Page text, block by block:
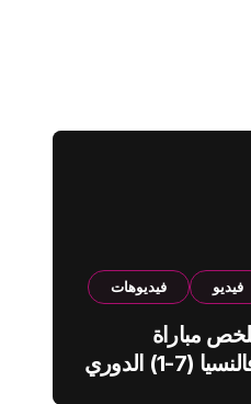
فيديو فيديوهات
مباراة
برشلونة وفالنسيا (7-1) الدوري